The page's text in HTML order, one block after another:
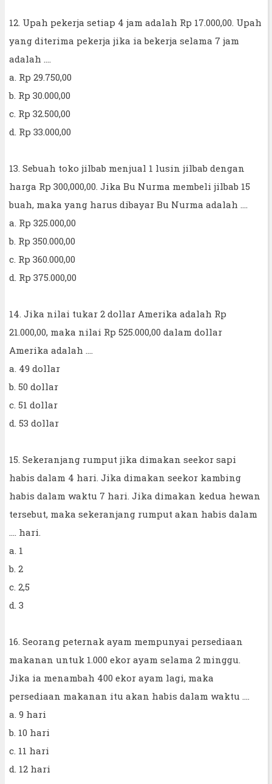
12. Upah pekerja setiap 4 jam adalah Rp 17.000,00. Upah
yang diterima pekerja jika ia bekerja selama 7 jam
adalah ....
a. Rp 29.750,00
b. Rp 30.000,00
c. Rp 32.500,00
d. Rp 33.000,00
13. Sebuah toko jilbab menjual 1 lusin jilbab dengan
harga Rp 300,000,00. Jika Bu Nurma membeli jilbab 15
buah, maka yang harus dibayar Bu Nurma adalah ....
a. Rp 325.000,00
b. Rp 350.000,00
c. Rp 360.000,00
d. Rp 375.000,00
14. Jika nilai tukar 2 dollar Amerika adalah Rp
21.000,00, maka nilai Rp 525.000,00 dalam dollar
Amerika adalah ....
a. 49 dollar
b. 50 dollar
c. 51 dollar
d. 53 dollar
15. Sekeranjang rumput jika dimakan seekor sapi
habis dalam 4 hari. Jika dimakan seekor kambing
habis dalam waktu 7 hari. Jika dimakan kedua hewan
tersebut, maka sekeranjang rumput akan habis dalam
.... hari.
a. 1
b. 2
c. 2,5
d. 3
16. Seorang peternak ayam mempunyai persediaan
makanan untuk 1.000 ekor ayam selama 2 minggu.
Jika ia menambah 400 ekor ayam lagi, maka
persediaan makanan itu akan habis dalam waktu ....
a. 9 hari
b. 10 hari
c. 11 hari
d. 12 hari